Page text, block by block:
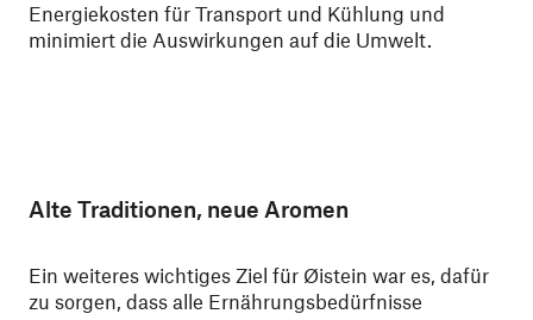
Energiekosten für Transport und Kühlung und
minimiert die Auswirkungen auf die Umwelt.
Alte Traditionen, neue Aromen
Ein weiteres wichtiges Ziel für Øistein war es, dafür
zu sorgen, dass alle Ernährungsbedürfnisse